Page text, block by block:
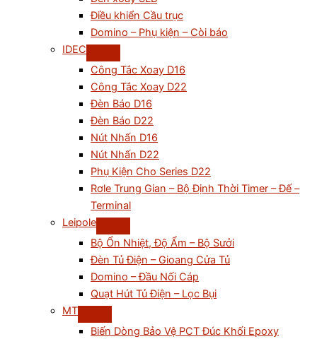
Điều khiển Cầu trục
Domino – Phụ kiện – Còi báo
IDEC
Công Tắc Xoay D16
Công Tắc Xoay D22
Đèn Báo D16
Đèn Báo D22
Nút Nhấn D16
Nút Nhấn D22
Phụ Kiện Cho Series D22
Rơle Trung Gian – Bộ Định Thời Timer – Đế –
Terminal
Leipole
Bộ Ổn Nhiệt, Độ Ẩm – Bộ Sưởi
Đèn Tủ Điện – Gioang Cửa Tủ
Domino – Đầu Nối Cáp
Quạt Hút Tủ Điện – Lọc Bụi
MT
Biến Dòng Bảo Vệ PCT Đúc Khối Epoxy